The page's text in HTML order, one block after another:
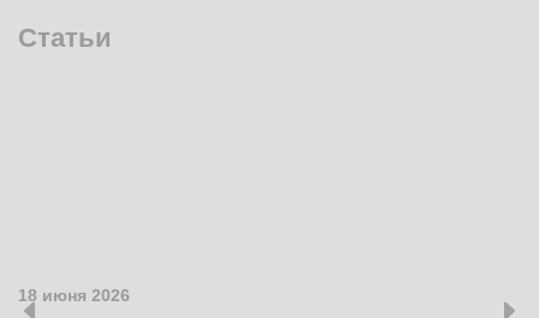
Статьи
18 июня 2026